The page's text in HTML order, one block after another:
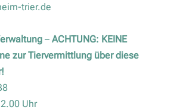
trier.de
– ACHTUNG: KEINE
zur Tiervermittlung über diese
Uhr